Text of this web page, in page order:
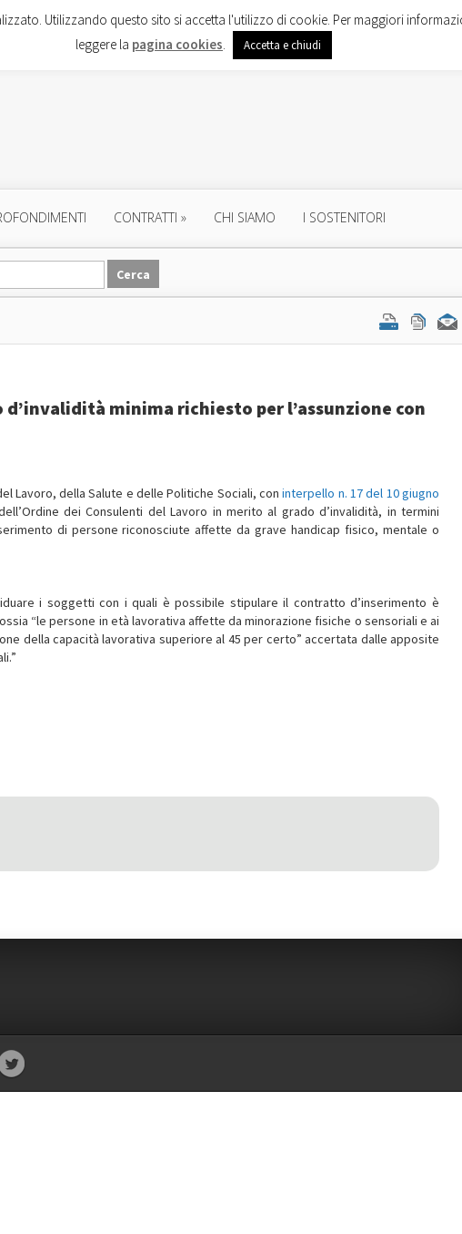
CONTRATTI » CHI SIAMO I SOSTENITORI
minima richiesto per l’assunzione con
Lavoro, della Salute e delle Politiche Sociali, coninterpello n. 17 del 10 giugno
dei Consulenti del Lavoro in merito al grado d’invalidità, in termini
di persone riconosciute affette da grave handicap fisico, mentale o
i soggetti con i quali è possibile stipulare il contratto d’inserimento è
“le persone in età lavorativa affette da minorazione fisiche o sensoriali e ai
della capacità lavorativa superiore al 45 per certo” accertata dalle apposite
Utilizzando questo sito si accetta l'utilizzo di cookie. Per maggiori
leggere la pagina cookies. Accetta e chiudi